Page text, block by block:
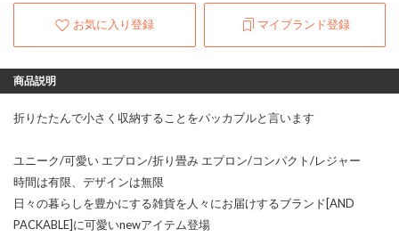
お気に入り登録 マイブランド登録
商品説明
折りたたんで小さく収納することをパッカブルと言います
ユニーク/可愛い エプロン/折り畳み エプロン/コンパクト/レジャー
時間は有限、デザインは無限
日々の暮らしを豊かにする雑貨を人々にお届けするブランド[AND
PACKABLE]に可愛いnewアイテム登場